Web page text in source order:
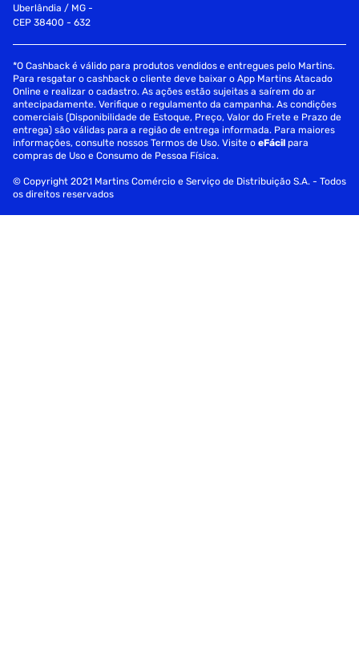
Uberlândia / MG -
CEP 38400 - 632
*O Cashback é válido para produtos vendidos e entregues pelo Martins.
Para resgatar o cashback o cliente deve baixar o App Martins Atacado
Online e realizar o cadastro. As ações estão sujeitas a saírem do ar
antecipadamente. Verifique o regulamento da campanha. As condições
comerciais (Disponibilidade de Estoque, Preço, Valor do Frete e Prazo de
entrega) são válidas para a região de entrega informada. Para maiores
informações, consulte nossos Termos de Uso. Visite oeFácil para
compras de Uso e Consumo de Pessoa Física.
© Copyright 2021 Martins Comércio e Serviço de Distribuição S.A. - Todos
os direitos reservados